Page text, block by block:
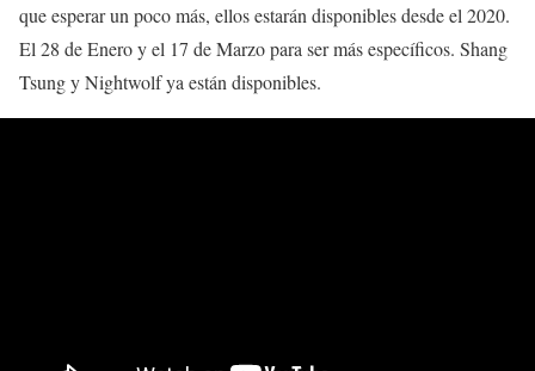
que esperar un poco más, ellos estarán disponibles desde el 2020.
El 28 de Enero y el 17 de Marzo para ser más específicos. Shang
Tsung y Nightwolf ya están disponibles.